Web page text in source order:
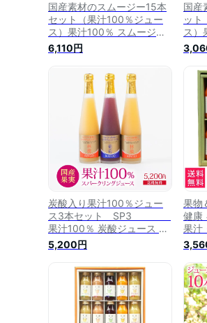
国産素材のスムージー15本
セット（果汁100％ジュー
ス）果汁100％ スムージー
ギフト 詰め合わせ プレゼン
ト 贈り物 誕生日 結婚内祝
お返し お取り寄せ 法事 お
しゃれ 健康 送料無料 のし
熨斗名入れ対応可 なかひら
農場 製造直販
6,110円
国産
ット
ス）
ギフ
ト 贈
い
お
し
熨
農
炭酸入り果汁100％ジュー
ス3本セット SP3
果汁100％ 炭酸ジュース ギ
フト 詰め合わせ プレゼント
贈り物 誕生日 結婚内祝い
出産内祝い 引越し祝い お返
し お取り寄せ 法事 おしゃ
れ 健康 送料無料 のし 熨斗
名入れ対応可 なかひら農場
製造直販
5,200円
果物
健
果汁
ギフ
ト 贈
い
お返
しゃ
熨斗
農場